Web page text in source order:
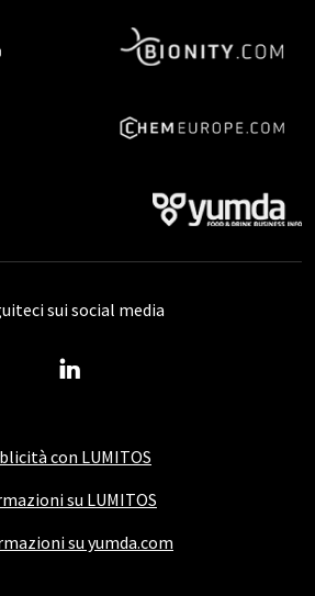
con LUMITOS
su LUMITOS
su yumda.com
sui social media